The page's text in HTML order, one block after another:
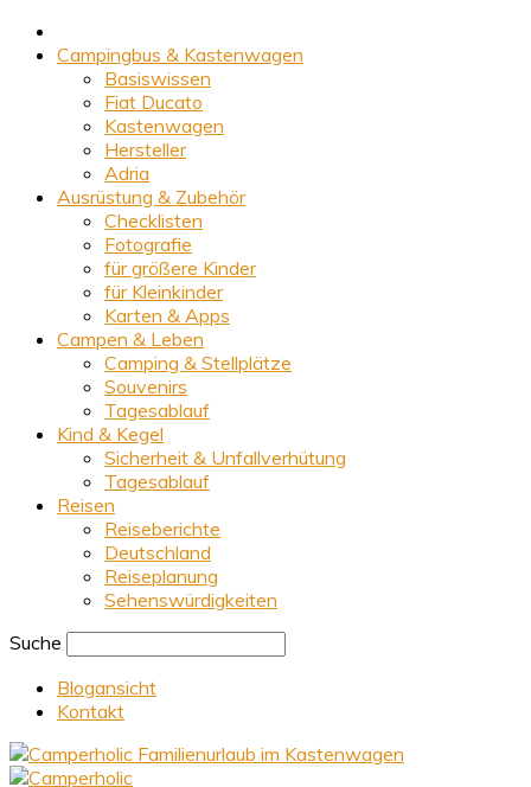
Campingbus & Kastenwagen
Basiswissen
Fiat Ducato
Kastenwagen
Hersteller
Adria
Ausrüstung & Zubehör
Checklisten
Fotografie
für größere Kinder
für Kleinkinder
Karten & Apps
Campen & Leben
Camping & Stellplätze
Souvenirs
Tagesablauf
Kind & Kegel
Sicherheit & Unfallverhütung
Tagesablauf
Reisen
Reiseberichte
Deutschland
Reiseplanung
Sehenswürdigkeiten
Suche
Blogansicht
Kontakt
Familienurlaub im Kastenwagen